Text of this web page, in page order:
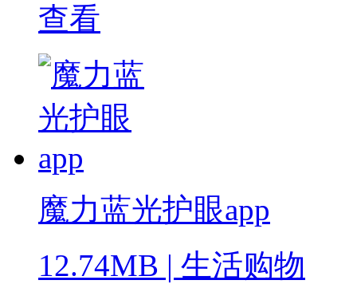
查看
魔力蓝光护眼app
12.74MB | 生活购物